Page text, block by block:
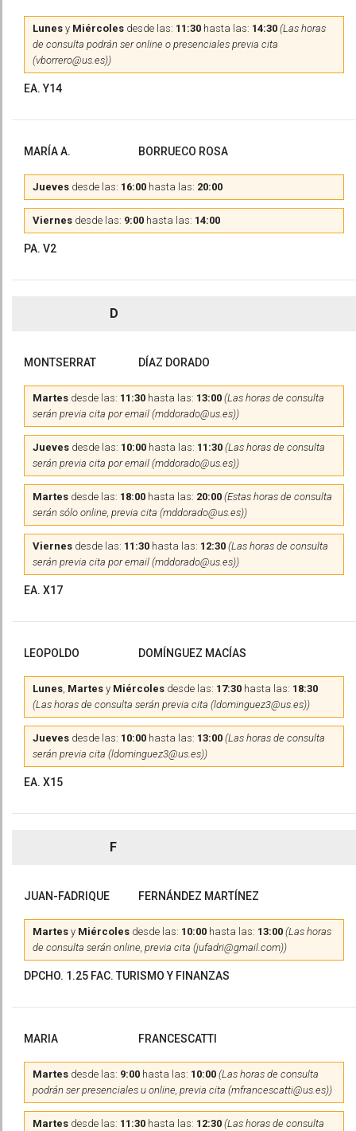
Lunes y Miércoles desde las: 11:30 hasta las: 14:30 (Las horas
de consulta podrán ser online o presenciales previa cita
(vborrero@us.es))
EA. Y14
MARÍA A. BORRUECO ROSA
Jueves desde las: 16:00 hasta las: 20:00
Viernes desde las: 9:00 hasta las: 14:00
PA. V2
D
MONTSERRAT DÍAZ DORADO
Martes desde las: 11:30 hasta las: 13:00 (Las horas de consulta
serán previa cita por email (mddorado@us.es))
Jueves desde las: 10:00 hasta las: 11:30 (Las horas de consulta
serán previa cita por email (mddorado@us.es))
Martes desde las: 18:00 hasta las: 20:00 (Estas horas de consulta
serán sólo online, previa cita (mddorado@us.es))
Viernes desde las: 11:30 hasta las: 12:30 (Las horas de consulta
serán previa cita por email (mddorado@us.es))
EA. X17
LEOPOLDO DOMÍNGUEZ MACÍAS
Lunes, Martes y Miércoles desde las: 17:30 hasta las: 18:30
(Las horas de consulta serán previa cita (ldominguez3@us.es))
Jueves desde las: 10:00 hasta las: 13:00 (Las horas de consulta
serán previa cita (ldominguez3@us.es))
EA. X15
F
JUAN-FADRIQUE FERNÁNDEZ MARTÍNEZ
Martes y Miércoles desde las: 10:00 hasta las: 13:00 (Las horas
de consulta serán online, previa cita (jufadri@gmail.com))
DPCHO. 1.25 FAC. TURISMO Y FINANZAS
MARIA FRANCESCATTI
Martes desde las: 9:00 hasta las: 10:00 (Las horas de consulta
podrán ser presenciales u online, previa cita (mfrancescatti@us.es))
Martes desde las: 11:30 hasta las: 12:30 (Las horas de consulta